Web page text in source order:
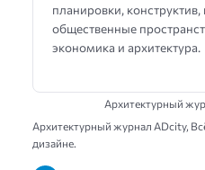
планировки,
общественные
экономика и архитектура.
Архитектурный
Архитектурный журнал ADсity,
дизайне.